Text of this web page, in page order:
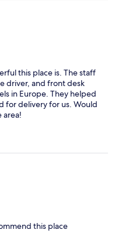
this place is. The staff
driver, and front desk
in Europe. They helped
for delivery for us. Would
area!
this place